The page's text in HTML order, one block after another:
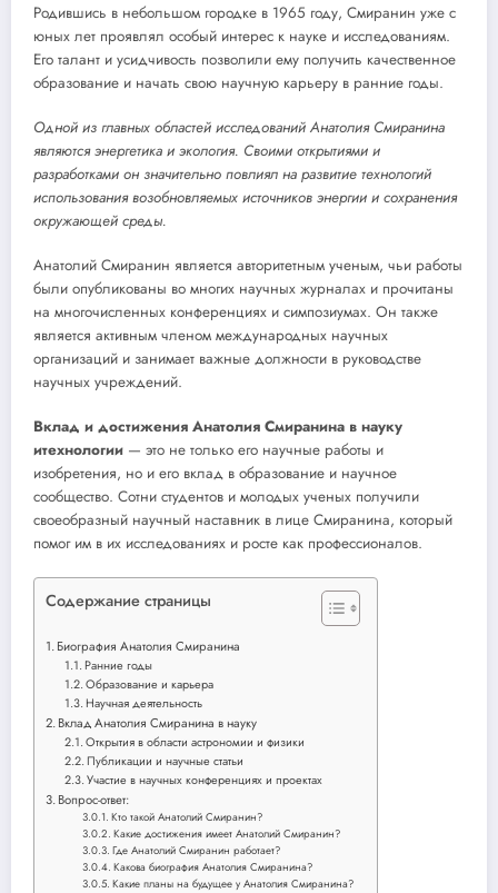
Родившись в небольшом городке в 1965 году, Смиранин уже с
юных лет проявлял особый интерес к науке и исследованиям.
Его талант и усидчивость позволили ему получить качественное
образование и начать свою научную карьеру в ранние годы.
Одной из главных областей исследований Анатолия Смиранина
являются энергетика и экология. Своими открытиями и
разработками он значительно повлиял на развитие технологий
использования возобновляемых источников энергии и сохранения
окружающей среды.
Анатолий Смиранин является авторитетным ученым, чьи работы
были опубликованы во многих научных журналах и прочитаны
на многочисленных конференциях и симпозиумах. Он также
является активным членом международных научных
организаций и занимает важные должности в руководстве
научных учреждений.
Вклад и достижения Анатолия Смиранина в науку
итехнологии — это не только его научные работы и
изобретения, но и его вклад в образование и научное
сообщество. Сотни студентов и молодых ученых получили
своеобразный научный наставник в лице Смиранина, который
помог им в их исследованиях и росте как профессионалов.
Содержание страницы
Биография Анатолия Смиранина
Ранние годы
Образование и карьера
Научная деятельность
Вклад Анатолия Смиранина в науку
Открытия в области астрономии и физики
Публикации и научные статьи
Участие в научных конференциях и проектах
Вопрос-ответ:
Кто такой Анатолий Смиранин?
Какие достижения имеет Анатолий Смиранин?
Где Анатолий Смиранин работает?
Какова биография Анатолия Смиранина?
Какие планы на будущее у Анатолия Смиранина?